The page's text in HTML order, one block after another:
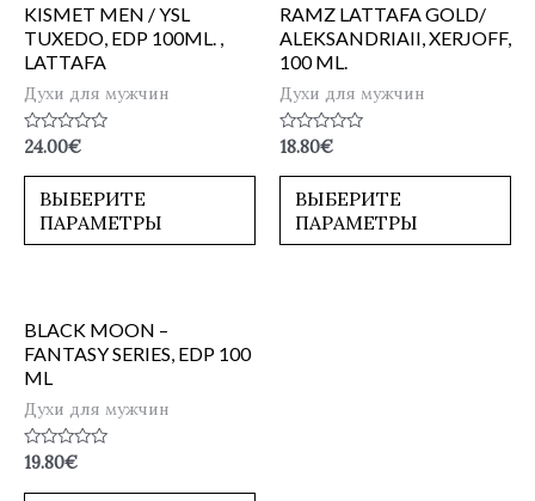
KISMET MEN / YSL
TUXEDO, EDP 100ML. ,
LATTAFA
Духи для мужчин
Оценка
из
24.00€
ВЫБЕРИТЕ
ПАРАМЕТРЫ
RAMZ LATTAFA GOLD/
ALEKSANDRIAII, XERJOFF,
100 ML.
Духи для мужчин
Оценка
из
18.80€
ВЫБЕРИТЕ
ПАРАМЕТРЫ
BLACK MOON –
FANTASY SERIES, EDP 100
ML
Духи для мужчин
Оценка
из
19.80€